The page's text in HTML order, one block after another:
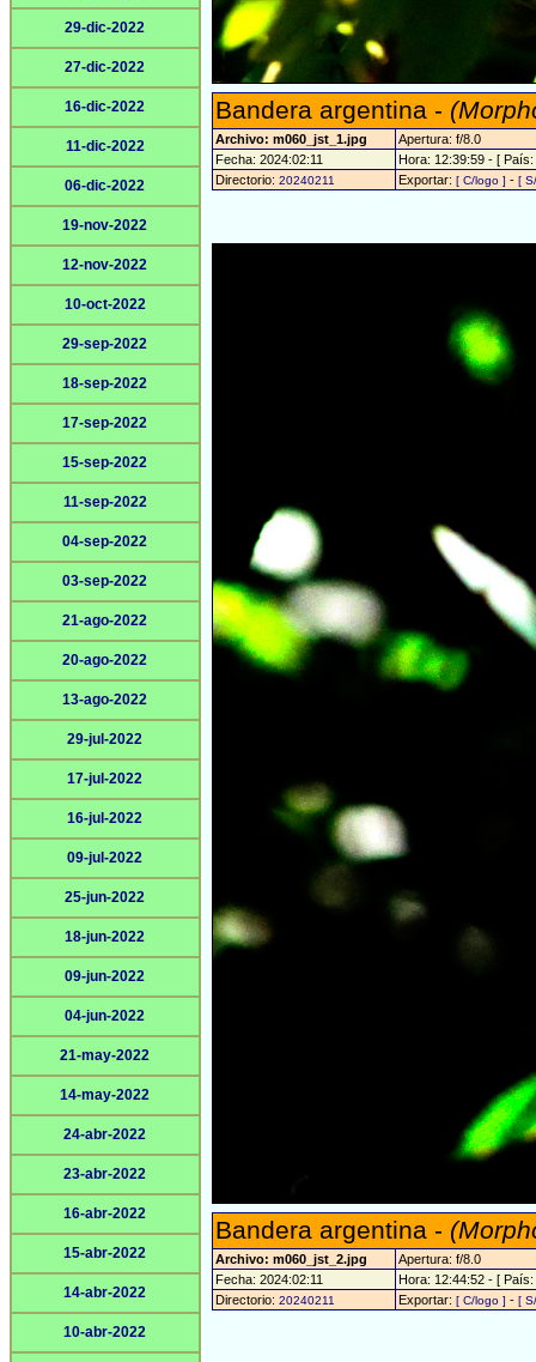
29-dic-2022
27-dic-2022
16-dic-2022
11-dic-2022
06-dic-2022
19-nov-2022
12-nov-2022
10-oct-2022
29-sep-2022
18-sep-2022
17-sep-2022
15-sep-2022
11-sep-2022
04-sep-2022
03-sep-2022
21-ago-2022
20-ago-2022
13-ago-2022
29-jul-2022
17-jul-2022
16-jul-2022
09-jul-2022
25-jun-2022
18-jun-2022
09-jun-2022
04-jun-2022
21-may-2022
14-may-2022
24-abr-2022
23-abr-2022
16-abr-2022
15-abr-2022
14-abr-2022
10-abr-2022
Bandera argentina -
Archivo: m060_jst_1.jpg
Apertura: f/8.0
Fecha: 2024:02:11
Hora: 12:39:59 - [ País:
Directorio: 20240211 Exportar: [ C/logo ] - [
Bandera argentina -
Archivo: m060_jst_2.jpg
Apertura: f/8.0
Fecha: 2024:02:11
Hora: 12:44:52 - [ País:
Directorio: 20240211 Exportar: [ C/logo ] - [